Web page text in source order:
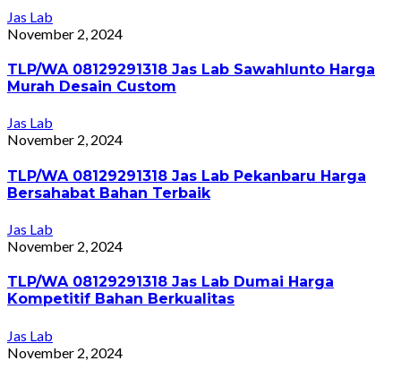
Jas Lab
November 2, 2024
TLP/WA 08129291318 Jas Lab Sawahlunto Harga
Murah Desain Custom
Jas Lab
November 2, 2024
TLP/WA 08129291318 Jas Lab Pekanbaru Harga
Bersahabat Bahan Terbaik
Jas Lab
November 2, 2024
TLP/WA 08129291318 Jas Lab Dumai Harga
Kompetitif Bahan Berkualitas
Jas Lab
November 2, 2024